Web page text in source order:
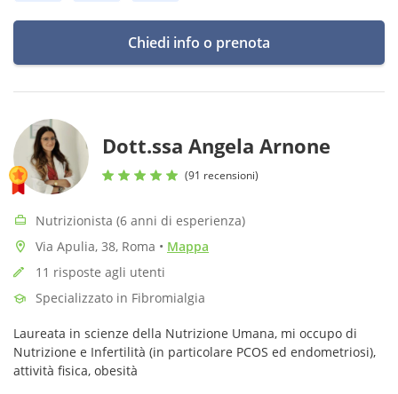
Chiedi info o prenota
Dott.ssa Angela Arnone
(91 recensioni)
Nutrizionista (6 anni di esperienza)
Via Apulia, 38, Roma • Mappa
11 risposte agli utenti
Specializzato in Fibromialgia
Laureata in scienze della Nutrizione Umana, mi occupo di
Nutrizione e Infertilità (in particolare PCOS ed endometriosi),
attività fisica, obesità